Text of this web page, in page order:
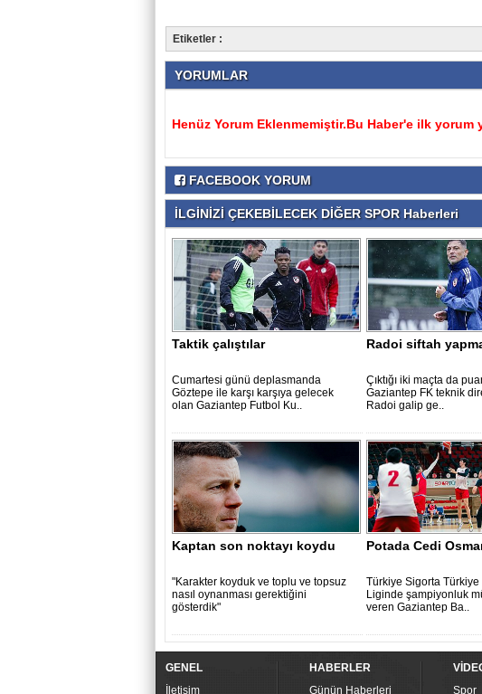
Etiketler :
YORUMLAR
Henüz Yorum Eklenmemiştir.Bu Haber'e ilk yorum
FACEBOOK YORUM
İLGİNİZİ ÇEKEBİLECEK DİĞER SPOR Haberleri
Taktik çalıştılar
Cumartesi günü deplasmanda
Göztepe ile karşı karşıya gelecek
olan Gaziantep Futbol Ku..
Radoi siftah
Çıktığı iki maçta da
Gaziantep FK teknik
Radoi galip ge..
Kaptan son noktayı koydu
"Karakter koyduk ve toplu ve topsuz
nasıl oynanması gerektiğini
gösterdik"
Potada Cedi
Türkiye Sigorta Türkiye
Liginde şampiyonluk
veren Gaziantep Ba..
GENEL
İletişim
HABERLER
Günün Haberleri
Spor